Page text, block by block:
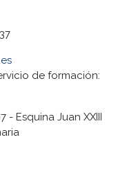
de formación:
- Esquina Juan XXIII